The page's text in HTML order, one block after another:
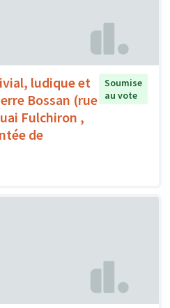
ludique et
Bossan (rue
Fulchiron ,
de
Soumise
au vote